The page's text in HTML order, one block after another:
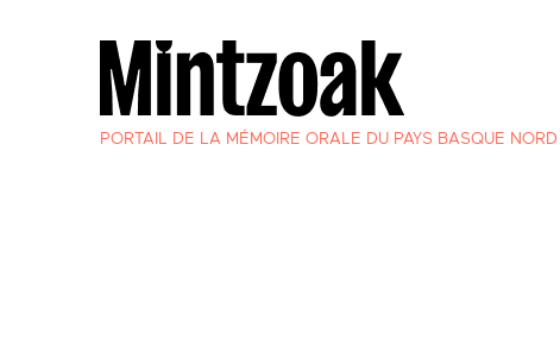
PORTAIL DE LA MÉMOIRE ORALE DU PAYS BASQUE NORD